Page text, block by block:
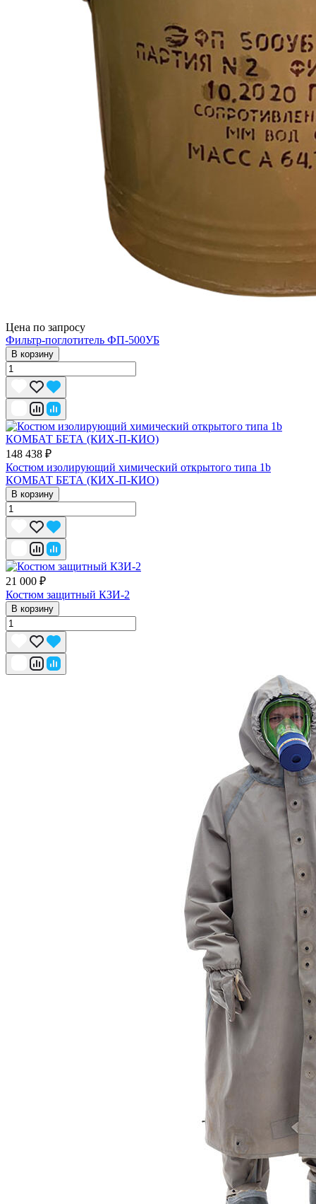
Цена по запросу
Фильтр-поглотитель ФП-500УБ
В корзину
148 438 ₽
Костюм изолирующий химический открытого типа 1b
КОМБАТ БЕТА (КИХ-П-КИО)
В корзину
21 000 ₽
Костюм защитный КЗИ-2
В корзину